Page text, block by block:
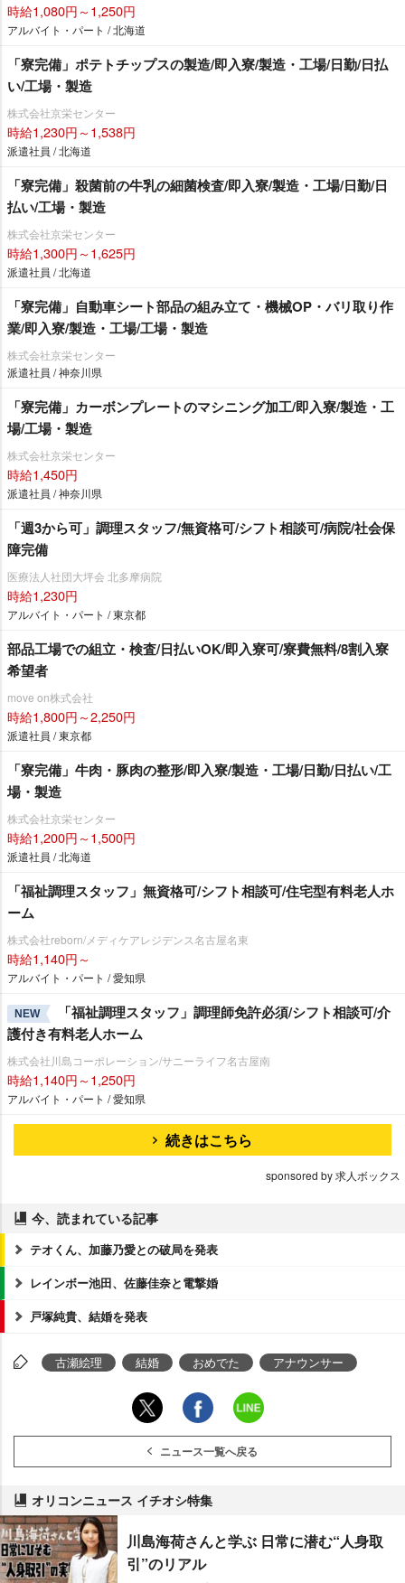
時給1,080円～1,250円
アルバイト・パート / 北海道
「寮完備」ポテトチップスの製造/即入寮/製造・工場/日勤/日払
い/工場・製造
株式会社京栄センター
時給1,230円～1,538円
派遣社員 / 北海道
「寮完備」殺菌前の牛乳の細菌検査/即入寮/製造・工場/日勤/日
払い/工場・製造
株式会社京栄センター
時給1,300円～1,625円
派遣社員 / 北海道
「寮完備」自動車シート部品の組み立て・機械OP・バリ取り作
業/即入寮/製造・工場/工場・製造
株式会社京栄センター
派遣社員 / 神奈川県
「寮完備」カーボンプレートのマシニング加工/即入寮/製造・工
場/工場・製造
株式会社京栄センター
時給1,450円
派遣社員 / 神奈川県
「週3から可」調理スタッフ/無資格可/シフト相談可/病院/社会保
障完備
医療法人社団大坪会 北多摩病院
時給1,230円
アルバイト・パート / 東京都
部品工場での組立・検査/日払いOK/即入寮可/寮費無料/8割入寮
希望者
move on株式会社
時給1,800円～2,250円
派遣社員 / 東京都
「寮完備」牛肉・豚肉の整形/即入寮/製造・工場/日勤/日払い/工
場・製造
株式会社京栄センター
時給1,200円～1,500円
派遣社員 / 北海道
「福祉調理スタッフ」無資格可/シフト相談可/住宅型有料老人ホ
ーム
株式会社reborn/メディケアレジデンス名古屋名東
時給1,140円～
アルバイト・パート / 愛知県
NEW
「福祉調理スタッフ」調理師免許必須/シフト相談可/介
護付き有料老人ホーム
株式会社川島コーポレーション/サニーライフ名古屋南
時給1,140円～1,250円
アルバイト・パート / 愛知県
続きはこちら
sponsored by 求人ボックス
今、読まれている記事
テオくん、加藤乃愛との破局を発表
レインボー池田、佐藤佳奈と電撃婚
戸塚純貴、結婚を発表
古瀬絵理 結婚 おめでた アナウンサー
ニュース一覧へ戻る
オリコンニュース イチオシ特集
川島海荷さんと学ぶ 日常に潜む“人身取
引”のリアル